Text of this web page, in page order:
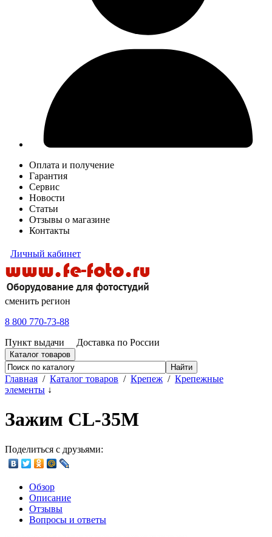
Оплата и получение
Гарантия
Сервис
Новости
Статьи
Отзывы о магазине
Контакты
Личный кабинет
сменить регион
8 800 770-73-88
Пункт выдачи
Доставка по России
Каталог товаров
Главная / Каталог товаров / Крепеж / Крепежные
элементы ↓
Зажим CL-35M
Поделиться с друзьями:
Обзор
Описание
Отзывы
Вопросы и ответы